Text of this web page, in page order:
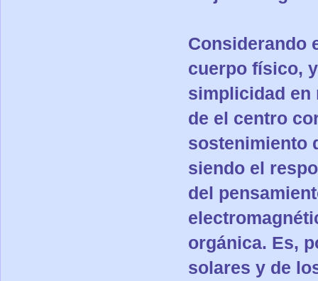
Considerando
cuerpo físico,
simplicidad en
de el centro
sostenimiento
siendo el
del
orgánica. Es,
solares y de